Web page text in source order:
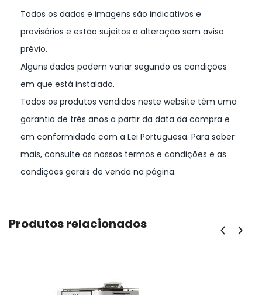
Todos os dados e imagens são indicativos e
provisórios e estão sujeitos a alteração sem aviso
prévio.
Alguns dados podem variar segundo as condições
em que está instalado.
Todos os produtos vendidos neste website têm uma
garantia de três anos a partir da data da compra e
em conformidade com a Lei Portuguesa. Para saber
mais, consulte os nossos termos e condições e as
condições gerais de venda na página.
Produtos relacionados